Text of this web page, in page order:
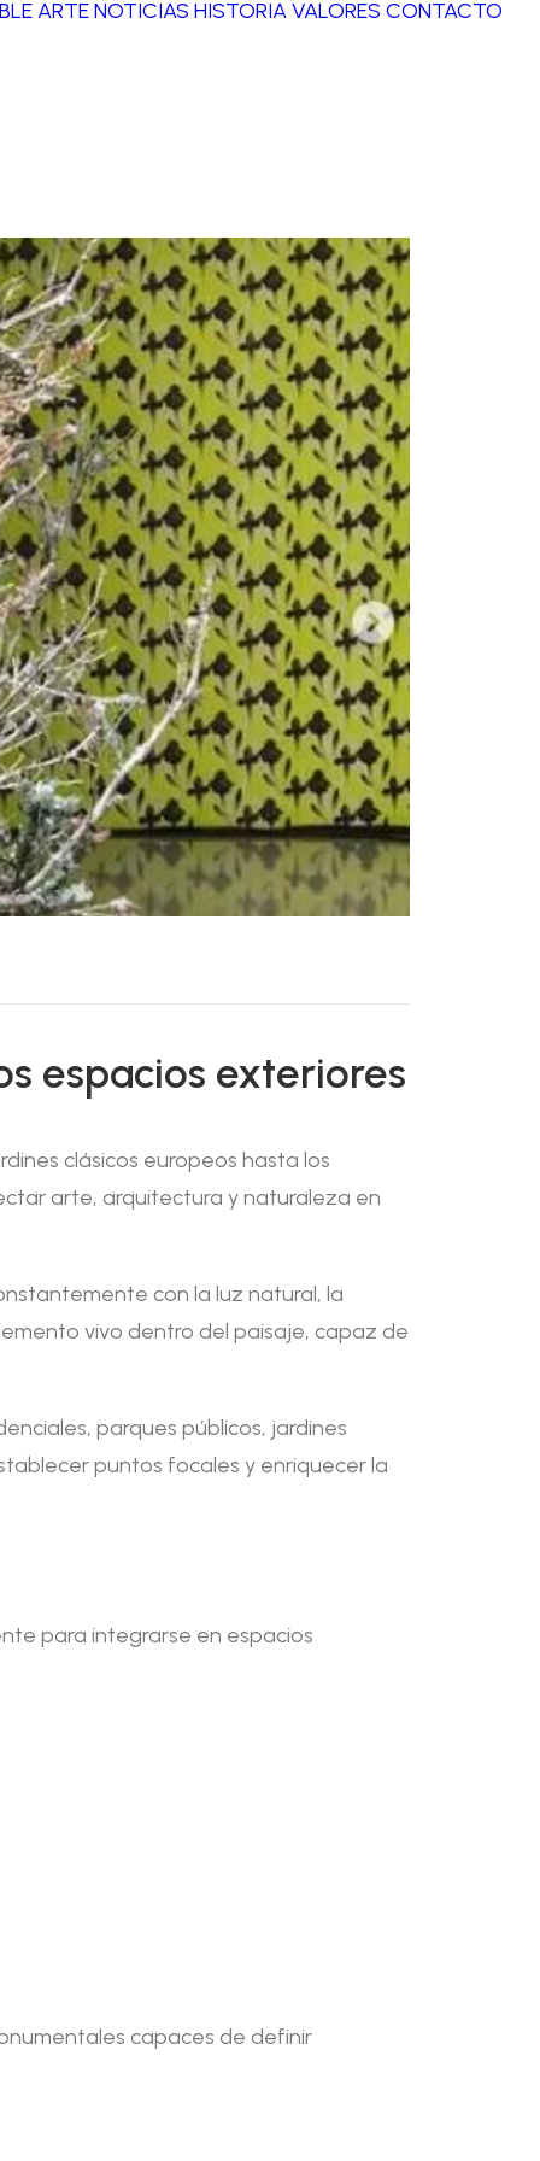
ARTENOTICIAS HISTORIAVALORES CONTACTO
espacios exteriores
clásicos europeos hasta los
arte, arquitectura y naturaleza en
con la luz natural, la
vivo dentro del paisaje, capaz de
parques públicos, jardines
puntos focales y enriquecer la
para integrarse en espacios
capaces de definir